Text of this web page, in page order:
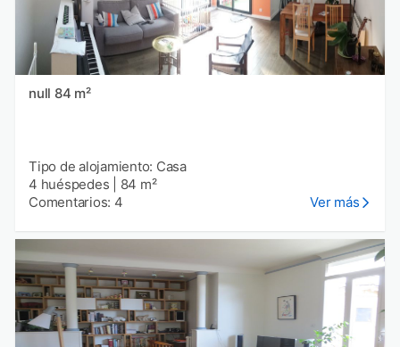
null 84 m²
Tipo de alojamiento: Casa
4 huéspedes
84 m²
Comentarios: 4
Ver más